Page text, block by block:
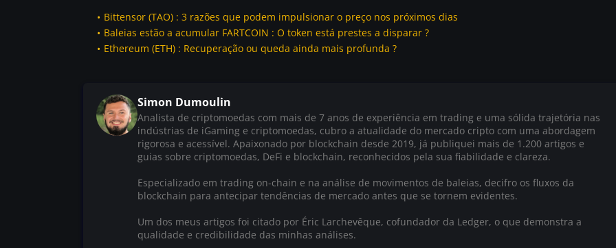
Bittensor (TAO) : 3 razões que podem impulsionar o preço nos próximos dias
Baleias estão a acumular FARTCOIN : O token está prestes a disparar ?
Ethereum (ETH) : Recuperação ou queda ainda mais profunda ?
Simon Dumoulin
Analista de criptomoedas com mais de 7 anos de experiência em trading e uma sólida trajetória nas
indústrias de iGaming e criptomoedas, cubro a atualidade do mercado cripto com uma abordagem
rigorosa e acessível. Apaixonado por blockchain desde 2019, já publiquei mais de 1.200 artigos e
guias sobre criptomoedas, DeFi e blockchain, reconhecidos pela sua fiabilidade e clareza.
Especializado em trading on-chain e na análise de movimentos de baleias, decifro os fluxos da
blockchain para antecipar tendências de mercado antes que se tornem evidentes.
Um dos meus artigos foi citado por Éric Larchevêque, cofundador da Ledger, o que demonstra a
qualidade e credibilidade das minhas análises.